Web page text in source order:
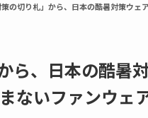
策の切り札」から、日本の酷暑対策ウ
ら、日本の酷暑
ないファンウェ